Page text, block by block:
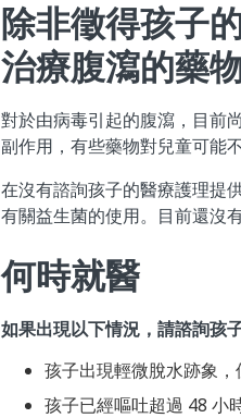
除非徵得孩子
治療腹瀉的藥
對於由病毒引起的腹瀉，目前
副作用，有些藥物對兒童可能不
在沒有諮詢孩子的醫療護理提
有關益生菌的使用。目前還沒
何時就醫
如果出現以下情況，請諮詢孩
孩子出現輕微脫水跡象
孩子已經嘔吐超過 48 小